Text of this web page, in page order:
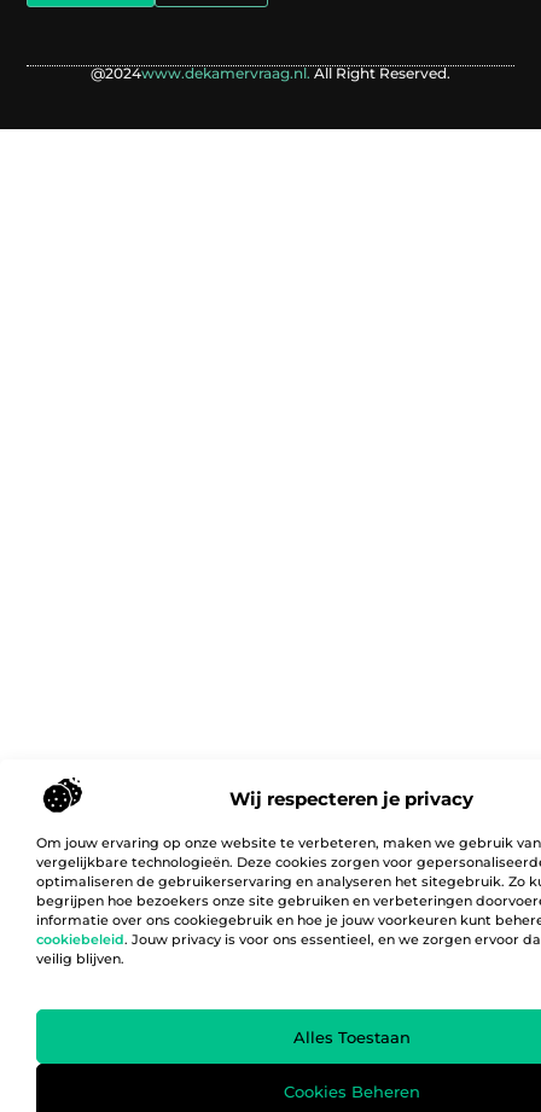
Wij respecteren je privacy
Om jouw ervaring op onze website te verbeteren, maken we gebruik
vergelijkbare technologieën. Deze cookies zorgen voor
optimaliseren de gebruikerservaring en analyseren het sitegebruik. Zo
begrijpen hoe bezoekers onze site gebruiken en verbeteringen
informatie over ons cookiegebruik en hoe je jouw voorkeuren kunt
cookiebeleid. Jouw privacy is voor ons essentieel, en we zorgen ervoor
veilig blijven.
Alles Toestaan
Cookies Beheren
@2024www.dekamervraag.nl. All Right Reserved.